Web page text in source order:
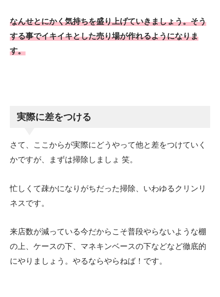
なんせとにかく気持ちを盛り上げていきましょう。そう
する事でイキイキとした売り場が作れるようになりま
す。
実際に差をつける
さて、ここからが実際にどうやって他と差をつけていく
かですが、まずは掃除しましょ 笑。
忙しくて疎かになりがちだった掃除、いわゆるクリンリ
ネスです。
来店数が減っている今だからこそ普段やらないような棚
の上、ケースの下、マネキンベースの下などなど徹底的
にやりましょう。やるならやらねば！です。